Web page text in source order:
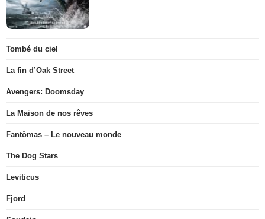
Tombé du ciel
La fin d’Oak Street
Avengers: Doomsday
La Maison de nos rêves
Fantômas – Le nouveau monde
The Dog Stars
Leviticus
Fjord